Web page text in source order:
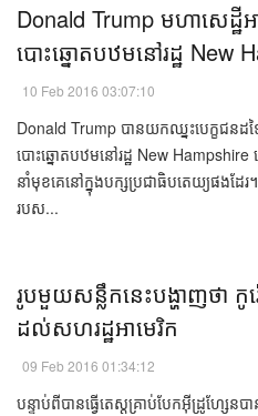
​​​Donald Trump ​មហាសេដ្ឋី​អ
បោះឆ្នោត​បឋម​នៅ​រដ្ឋ​​ New
10 Feb 2016 03:07:10
Donald Trump ​បាន​យក​ឈ្នះ​​​​​បេក្ខជន​ដ
បោះ​ឆ្នោត​​បឋម​​នៅ​រដ្ឋ​ ​New
នាំ​មុខ​គេ​នៅ​ក្នុង​បក្ស​ប្រជាធិបតេយ្យ​ផង​ដែ
របស...
រូប​មួយ​សន្លឹក​នេះ​បង្ហាញ​ថា​ ​កូ
ដល់​សហរដ្ឋ​​អាមេរិក​​
09 Feb 2016 01:34:12
បន្ទាប់​​ពី​បាន​ធ្វើ​តេស្ត​គ្រាប់​បែក​អ៊ីដ្រូហ្សែ